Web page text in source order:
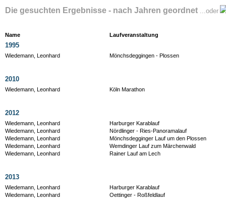
Die gesuchten Ergebnisse - nach Jahren geordnet ...oder
Name Laufveranstaltung
1995
Wiedemann, Leonhard Mönchsdeggingen - Plossen
2010
Wiedemann, Leonhard Köln Marathon
2012
Wiedemann, Leonhard
Harburger Karablauf
Wiedemann, Leonhard
Nördlinger - Ries-Panoramalauf
Wiedemann, Leonhard
Mönchsdegginger Lauf um den Plossen
Wiedemann, Leonhard
Wemdinger Lauf zum Märchenwald
Wiedemann, Leonhard
Rainer Lauf am Lech
2013
Wiedemann, Leonhard
Harburger Karablauf
Wiedemann, Leonhard
Oettinger - Roßfeldlauf